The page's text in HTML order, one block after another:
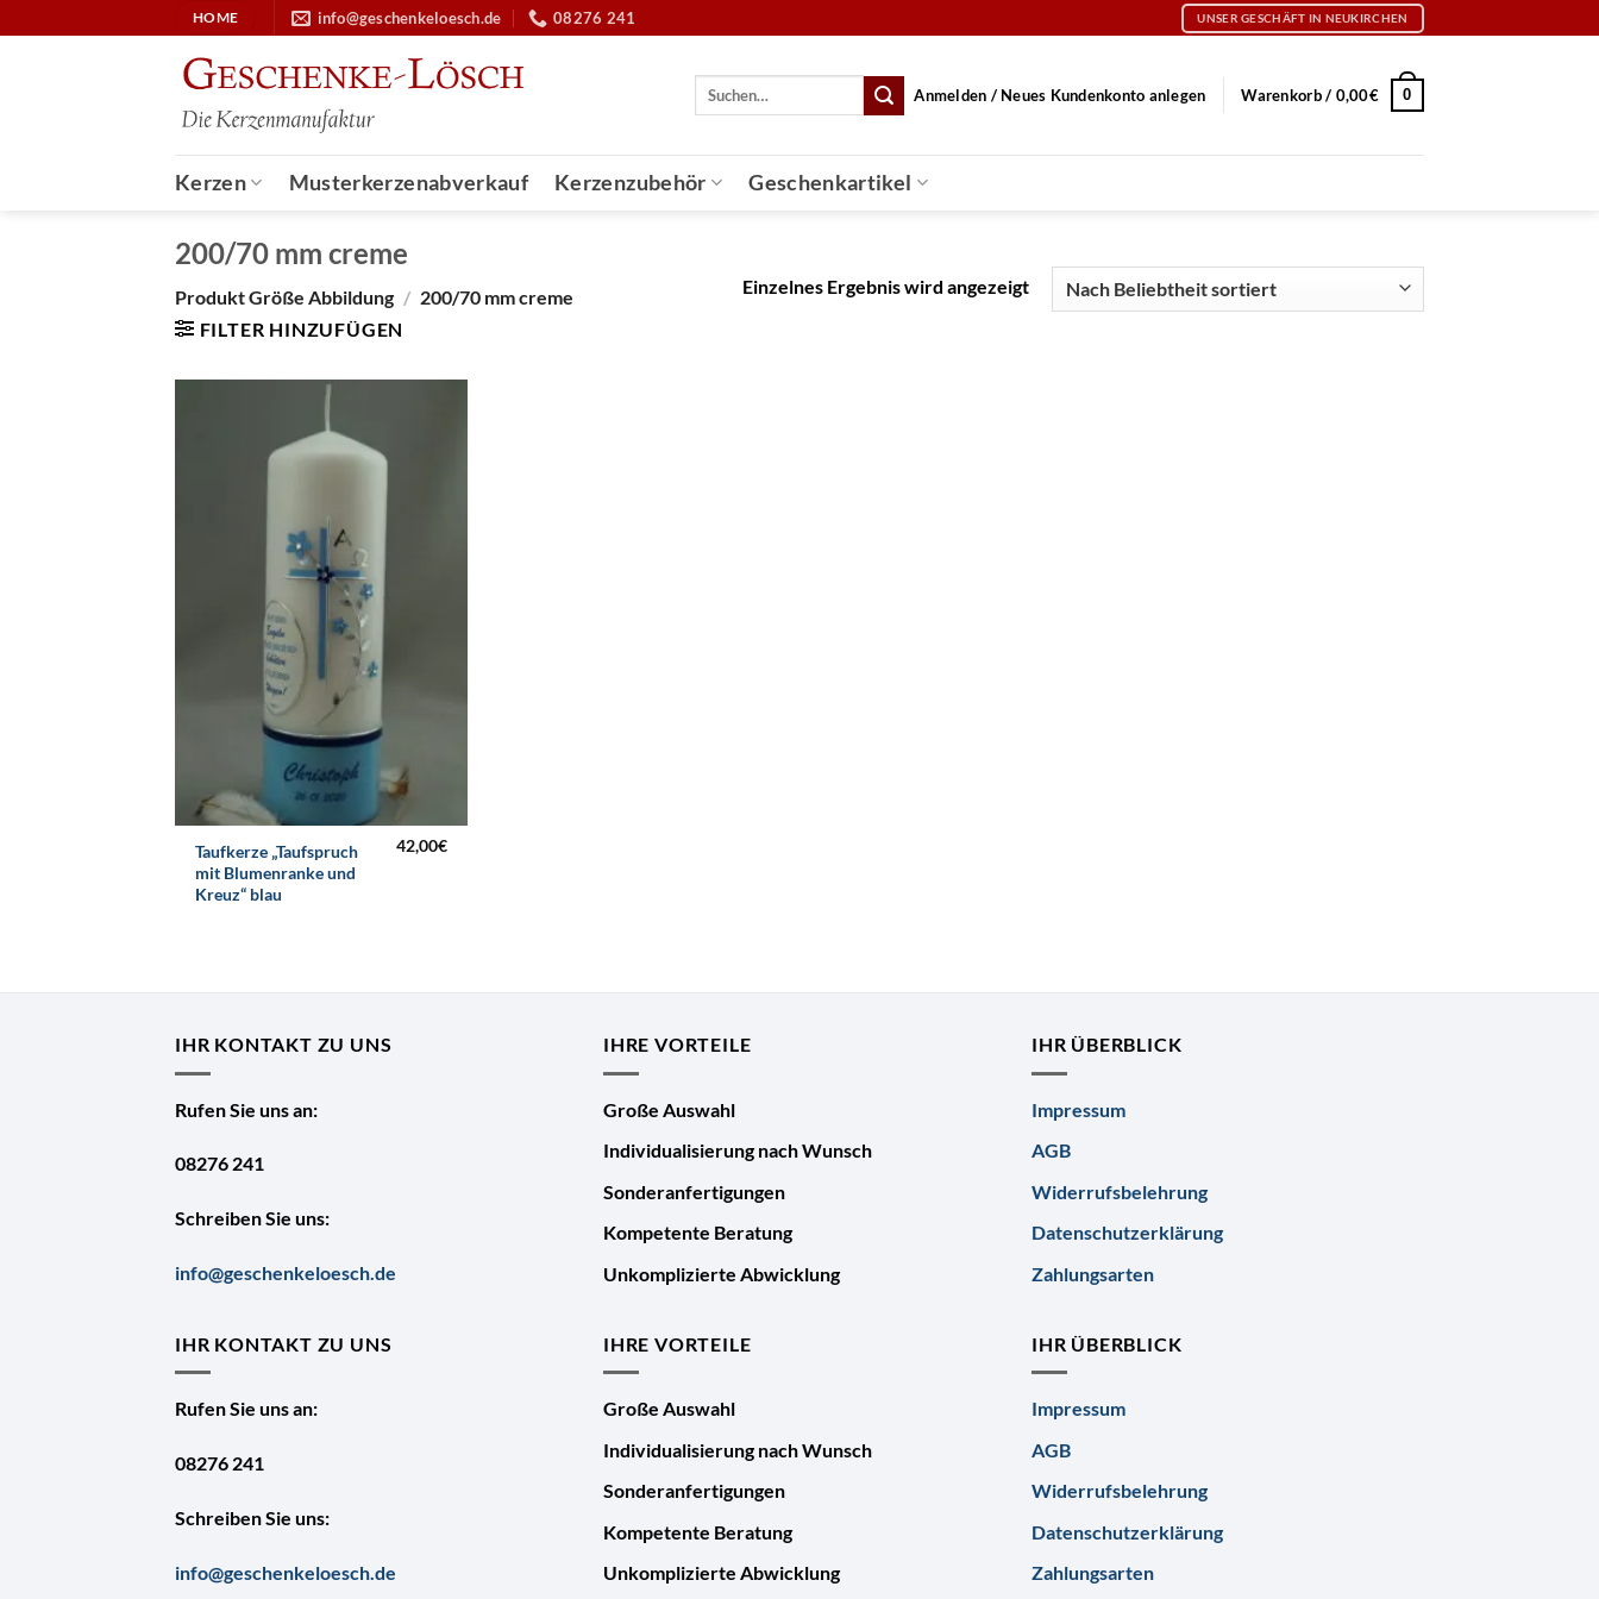
Inhalt
HOME info@geschenkeloesch.de 08276 241 UNSER GESCHÄFT IN NEUKIRCHEN
Suche
Anmelden / Neues Kundenkonto anlegen Warenkorb / 0,00€ 0
Kerzen Musterkerzenabverkauf Kerzenzubehör Geschenkartikel
200/70 mm creme
Produkt Größe Abbildung / 200/70 mm creme
FILTER HINZUFÜGEN
Einzelnes Ergebnis wird angezeigt
Taufkerze „Taufspruch
mit Blumenranke und
Kreuz“ blau
42,00€
IHR KONTAKT ZU UNS
Rufen Sie uns an:
08276 241
Schreiben Sie uns:
info@geschenkeloesch.de
IHRE VORTEILE
Große Auswahl
Individualisierung nach Wunsch
Sonderanfertigungen
Kompetente Beratung
Unkomplizierte Abwicklung
IHR ÜBERBLICK
Impressum
AGB
Widerrufsbelehrung
Datenschutzerklärung
Zahlungsarten
IHR KONTAKT ZU UNS
Rufen Sie uns an:
08276 241
Schreiben Sie uns:
info@geschenkeloesch.de
IHRE VORTEILE
Große Auswahl
Individualisierung nach Wunsch
Sonderanfertigungen
Kompetente Beratung
Unkomplizierte Abwicklung
IHR ÜBERBLICK
Impressum
AGB
Widerrufsbelehrung
Datenschutzerklärung
Zahlungsarten